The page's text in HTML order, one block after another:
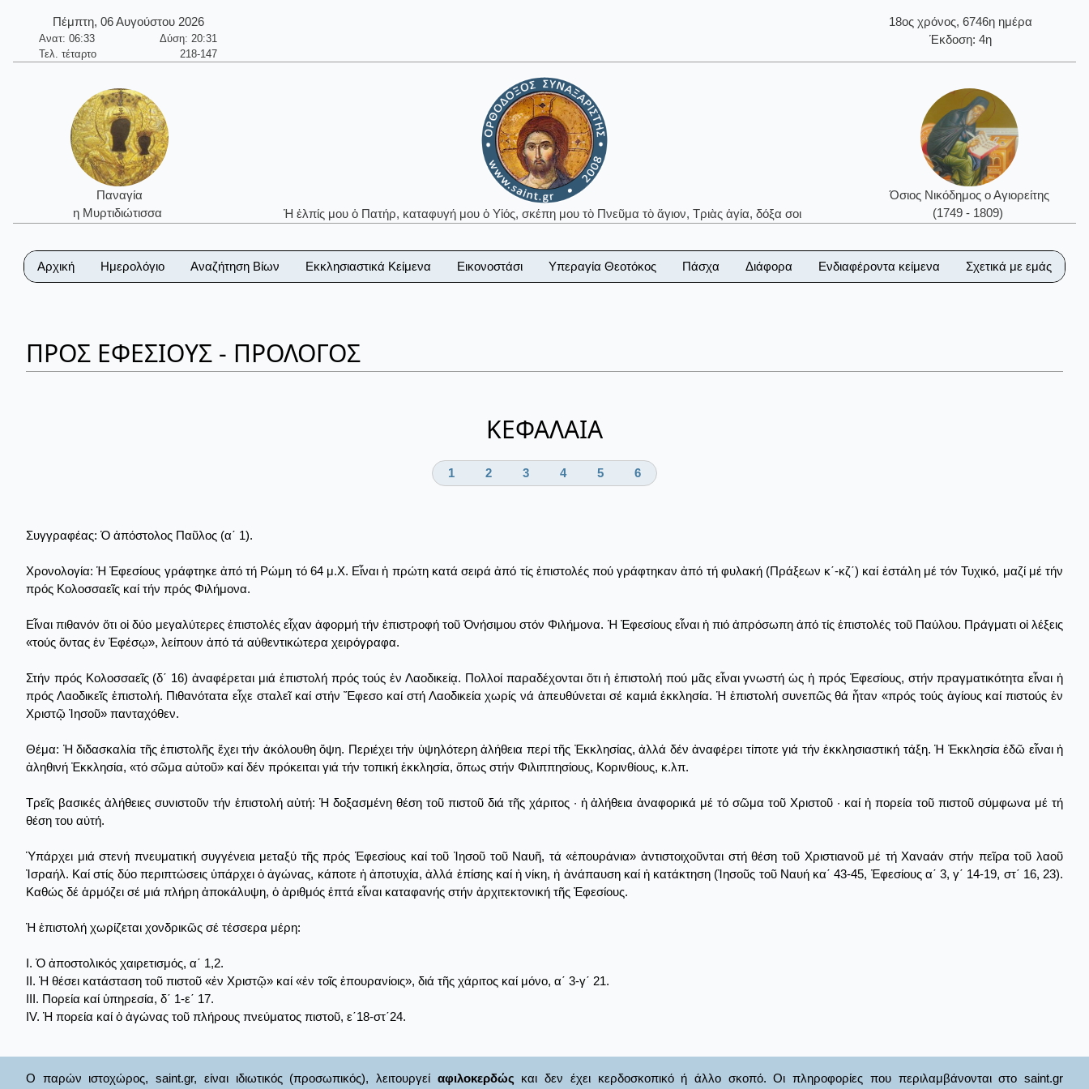
Πέμπτη, 06 Αυγούστου 2026
Ανατ: 06:33
Δύση: 20:31
Τελ. τέταρτο
218-147
18ος χρόνος, 6746η ημέρα
Έκδοση: 4η
Παναγία
η Μυρτιδιώτισσα
Ἡ ἐλπίς μου ὁ Πατήρ, καταφυγή μου ὁ Υἱός, σκέπη μου τὸ Πνεῦμα τὸ ἅγιον, Τριὰς ἁγία, δόξα σοι
Όσιος Νικόδημος ο Αγιορείτης
(1749 - 1809)
Αρχική Ημερολόγιο Αναζήτηση Βίων Εκκλησιαστικά Κείμενα Εικονοστάσι Υπεραγία Θεοτόκος Πάσχα Διάφορα Ενδιαφέροντα κείμενα Σχετικά με εμάς
ΠΡΟΣ ΕΦΕΣΙΟΥΣ - ΠΡΟΛΟΓΟΣ
ΚΕΦΑΛΑΙΑ
1 2 3 4 5 6
Συγγραφέας: Ὁ ἀπόστολος Παῦλος (α΄ 1).
Χρονολογία: Ἡ Ἐφεσίους γράφτηκε ἀπό τή Ρώμη τό 64 μ.Χ. Εἶναι ἡ πρώτη κατά σειρά ἀπό τίς ἐπιστολές πού γράφτηκαν ἀπό τή φυλακή (Πράξεων κ΄-κζ΄) καί ἐστάλη μέ τόν Τυχικό, μαζί μέ τήν
πρός Κολοσσαεῖς καί τήν πρός Φιλήμονα.
Εἶναι πιθανόν ὅτι οἱ δύο μεγαλύτερες ἐπιστολές εἶχαν ἀφορμή τήν ἐπιστροφή τοῦ Ὀνήσιμου στόν Φιλήμονα. Ἡ Ἐφεσίους εἶναι ἡ πιό ἀπρόσωπη ἀπό τίς ἐπιστολές τοῦ Παύλου. Πράγματι οἱ λέξεις
«τούς ὄντας ἐν Ἐφέσῳ», λείπουν ἀπό τά αὐθεντικώτερα χειρόγραφα.
Στήν πρός Κολοσσαεῖς (δ΄ 16) ἀναφέρεται μιά ἐπιστολή πρός τούς ἐν Λαοδικείᾳ. Πολλοί παραδέχονται ὅτι ἡ ἐπιστολή πού μᾶς εἶναι γνωστή ὡς ἡ πρός Ἐφεσίους, στήν πραγματικότητα εἶναι ἡ
πρός Λαοδικεῖς ἐπιστολή. Πιθανότατα εἶχε σταλεῖ καί στήν Ἔφεσο καί στή Λαοδικεία χωρίς νά ἀπευθύνεται σέ καμιά ἐκκλησία. Ἡ ἐπιστολή συνεπῶς θά ἦταν «πρός τούς ἁγίους καί πιστούς ἐν
Χριστῷ Ἰησοῦ» πανταχόθεν.
Θέμα: Ἡ διδασκαλία τῆς ἐπιστολῆς ἔχει τήν ἀκόλουθη ὄψη. Περιέχει τήν ὑψηλότερη ἀλήθεια περί τῆς Ἐκκλησίας, ἀλλά δέν ἀναφέρει τίποτε γιά τήν ἐκκλησιαστική τάξη. Ἡ Ἐκκλησία ἐδῶ εἶναι ἡ
ἀληθινή Ἐκκλησία, «τό σῶμα αὐτοῦ» καί δέν πρόκειται γιά τήν τοπική ἐκκλησία, ὅπως στήν Φιλιππησίους, Κορινθίους, κ.λπ.
Τρεῖς βασικές ἀλήθειες συνιστοῦν τήν ἐπιστολή αὐτή: Ἡ δοξασμένη θέση τοῦ πιστοῦ διά τῆς χάριτος · ἡ ἀλήθεια ἀναφορικά μέ τό σῶμα τοῦ Χριστοῦ · καί ἡ πορεία τοῦ πιστοῦ σύμφωνα μέ τή
θέση του αὐτή.
Ὑπάρχει μιά στενή πνευματική συγγένεια μεταξύ τῆς πρός Ἐφεσίους καί τοῦ Ἰησοῦ τοῦ Ναυῆ, τά «ἐπουράνια» ἀντιστοιχοῦνται στή θέση τοῦ Χριστιανοῦ μέ τή Χαναάν στήν πεῖρα τοῦ λαοῦ
Ἰσραήλ. Καί στίς δύο περιπτώσεις ὑπάρχει ὁ ἀγώνας, κάποτε ἡ ἀποτυχία, ἀλλά ἐπίσης καί ἡ νίκη, ἡ ἀνάπαυση καί ἡ κατάκτηση (Ἰησοῦς τοῦ Ναυή κα΄ 43-45, Ἐφεσίους α΄ 3, γ΄ 14-19, στ΄ 16, 23).
Καθώς δέ ἁρμόζει σέ μιά πλήρη ἀποκάλυψη, ὁ ἀριθμός ἑπτά εἶναι καταφανής στήν ἀρχιτεκτονική τῆς Ἐφεσίους.
Ἡ ἐπιστολή χωρίζεται χονδρικῶς σέ τέσσερα μέρη:
Ι. Ὁ ἀποστολικός χαιρετισμός, α΄ 1,2.
ΙΙ. Ἡ θέσει κατάσταση τοῦ πιστοῦ «ἐν Χριστῷ» καί «ἐν τοῖς ἐπουρανίοις», διά τῆς χάριτος καί μόνο, α΄ 3-γ΄ 21.
ΙΙΙ. Πορεία καί ὑπηρεσία, δ΄ 1-ε΄ 17.
IV. Ἡ πορεία καί ὁ ἀγώνας τοῦ πλήρους πνεύματος πιστοῦ, ε΄18-στ΄24.
Ο παρών ιστοχώρος, saint.gr, είναι ιδιωτικός (προσωπικός), λειτουργεί αφιλοκερδώς και δεν έχει κερδοσκοπικό ή άλλο σκοπό. Οι πληροφορίες που περιλαμβάνονται στο saint.gr